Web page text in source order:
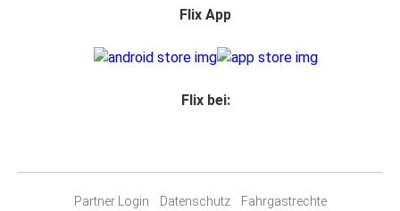
Flix App
Flix bei:
Partner Login Datenschutz Fahrgastrechte